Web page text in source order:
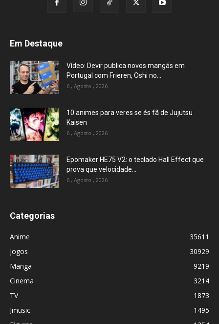
Em Destaque
Vídeo: Devir publica novos mangás em
Portugal com Frieren, Oshi no...
6 , Agosto , 2026
10 animes para veres se és fã de Jujutsu
Kaisen
6 , Agosto , 2026
Epomaker HE75 V2: o teclado Hall Effect que
prova que velocidade...
6 , Agosto , 2026
Categorias
Anime
35611
Jogos
30929
Manga
9219
Cinema
3214
TV
1873
Jmusic
1495